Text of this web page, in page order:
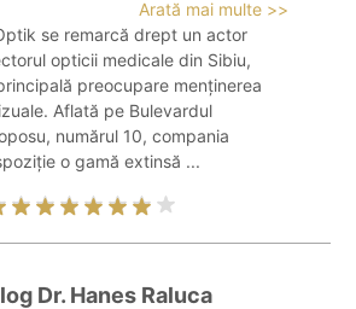
Arată mai multe >>
se remarcă drept un actor
opticii medicale din Sibiu,
preocupare menținerea
Aflată pe Bulevardul
numărul 10, compania
o gamă extinsă ...
Dr. Hanes Raluca